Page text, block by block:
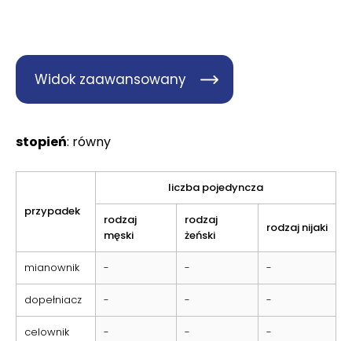
Widok zaawansowany
stopień: równy
przypadek
liczba pojedyncza
rodzaj
męski
rodzaj
żeński
rodzaj nijaki
mianownik - - -
dopełniacz - - -
celownik - - -